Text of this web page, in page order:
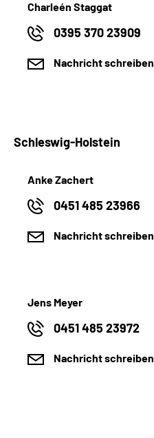
Charleén Staggat
0395 370 23909
Nachricht schreiben
Schleswig-Holstein
Anke Zachert
0451 485 23966
Nachricht schreiben
Jens Meyer
0451 485 23972
Nachricht schreiben